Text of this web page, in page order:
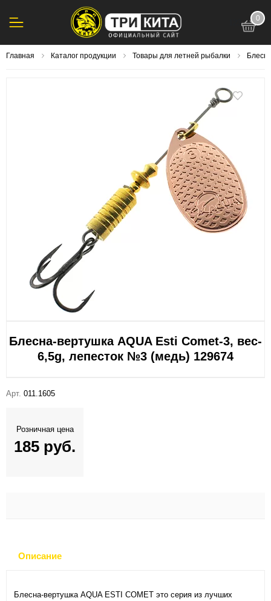
0
Главная Каталог продукции Товары для летней рыбалки
Блесна-вертушка AQUA Esti Comet-3, вес-
6,5g, лепесток №3 (медь) 129674
Арт. 011.1605
Розничная цена
185 руб.
Описание
Блесна-вертушка AQUA ESTI COMET это серия из лучших